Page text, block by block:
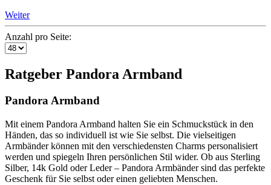
Weiter
Anzahl pro Seite:
Ratgeber Pandora Armband
Pandora Armband
Mit einem Pandora Armband halten Sie ein Schmuckstück in den
Händen, das so individuell ist wie Sie selbst. Die vielseitigen
Armbänder können mit den verschiedensten Charms personalisiert
werden und spiegeln Ihren persönlichen Stil wider. Ob aus Sterling
Silber, 14k Gold oder Leder – Pandora Armbänder sind das perfekte
Geschenk für Sie selbst oder einen geliebten Menschen.